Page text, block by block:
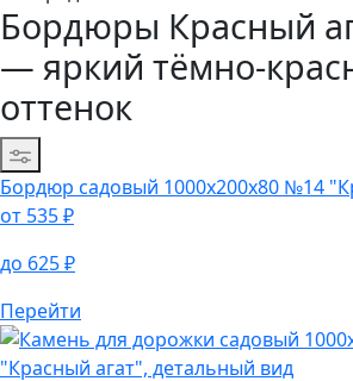
Бордюры Красный
— яркий тёмно-
оттенок
Сортировка
Бордюр садовый 1000х200х80 №14
от 535₽
до 625₽
Перейти